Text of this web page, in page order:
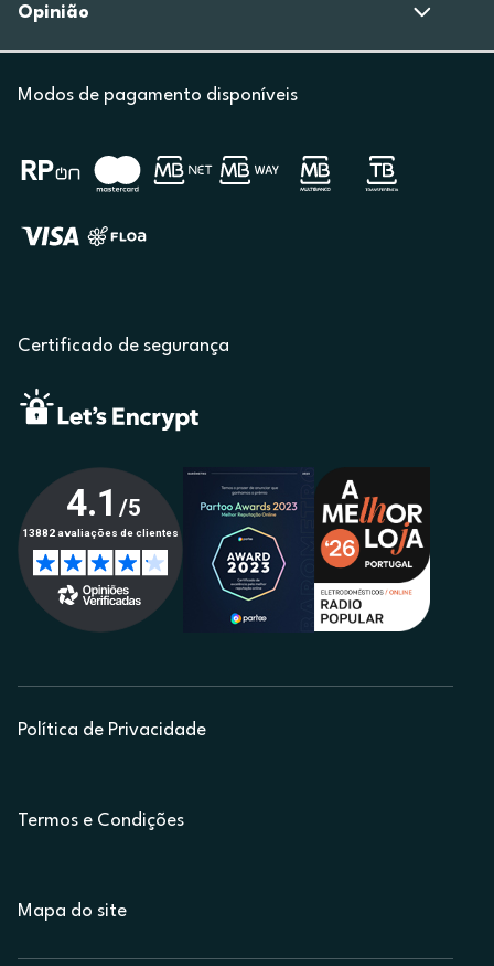
Opinião
Modos de pagamento disponíveis
Certificado de segurança
Política de Privacidade
Termos e Condições
Mapa do site